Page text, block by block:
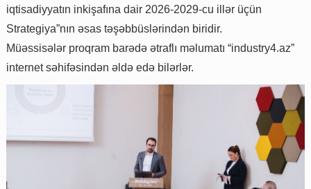
iqtisadiyyatın inkişafına dair 2026-2029-cu illər üçün
Strategiya”nın əsas təşəbbüslərindən biridir.
Müəssisələr proqram barədə ətraflı məlumatı “industry4.az”
internet səhifəsindən əldə edə bilərlər.